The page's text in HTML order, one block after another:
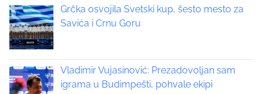
s
t
o
n
:
t
s
a
Grčka osvojila Svetski kup, šesto mesto za
Savića i Crnu Goru
Vladimir Vujasinović: Prezadovoljan sam
igrama u Budimpešti, pohvale ekipi